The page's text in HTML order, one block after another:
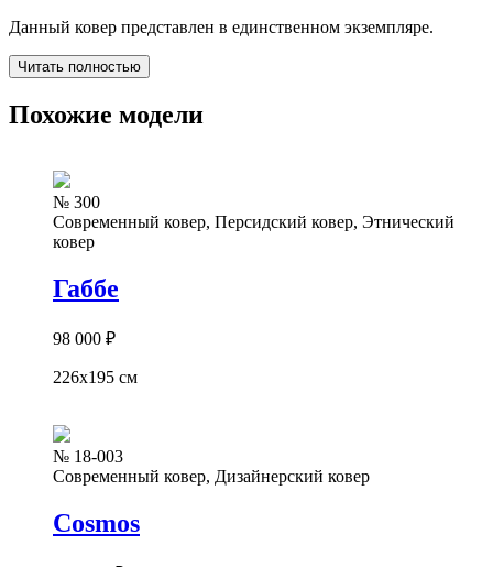
Данный ковер представлен в единственном экземпляре.
Читать полностью
Похожие модели
№ 300
Современный ковер, Персидский ковер, Этнический
ковер
Габбе
98 000 ₽
226x195 см
№ 18-003
Современный ковер, Дизайнерский ковер
Cosmos